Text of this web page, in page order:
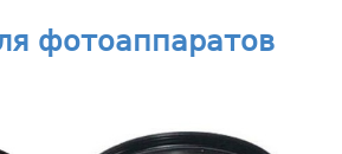
фотоаппаратов